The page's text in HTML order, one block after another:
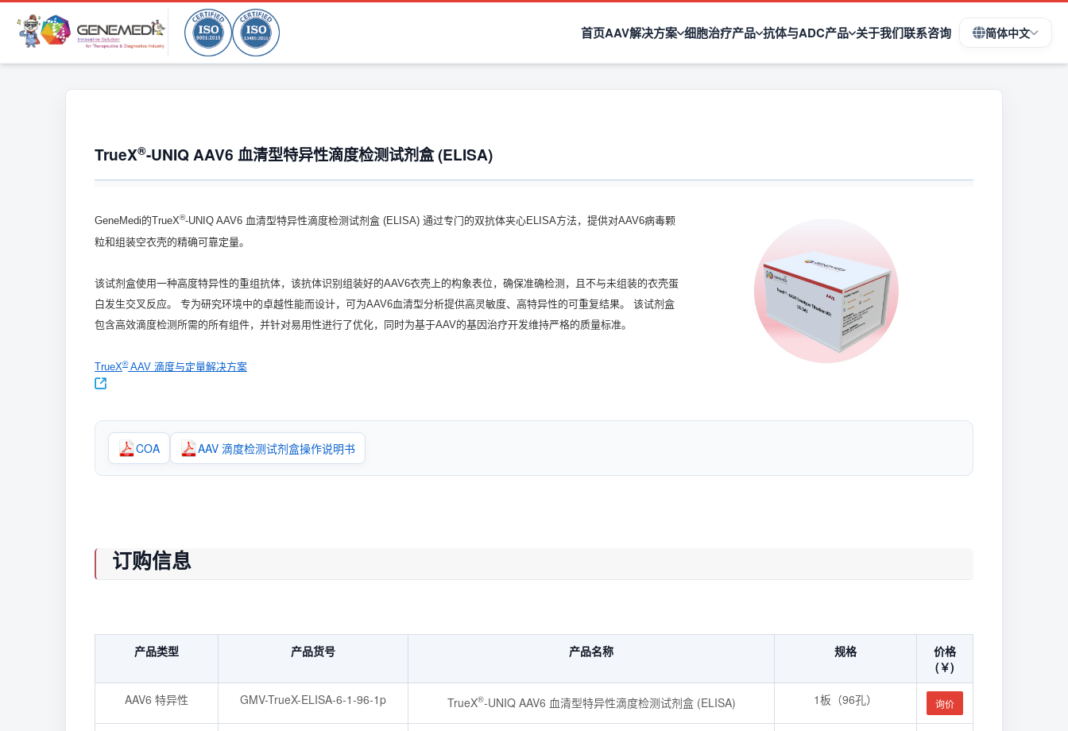
首页AAV解决方案 细胞治疗产品 抗体与ADC产品 关于我们联系咨询 简体中文
TrueX®-UNIQ AAV6 血清型特异性滴度检测试剂盒 (ELISA)
GeneMedi的TrueX®-UNIQ AAV6 血清型特异性滴度检测试剂盒 (ELISA) 通过专门的双抗体夹心ELISA方法，提供对AAV6病毒颗
粒和组装空衣壳的精确可靠定量。
该试剂盒使用一种高度特异性的重组抗体，该抗体识别组装好的AAV6衣壳上的构象表位，确保准确检测，且不与未组装的衣壳蛋
白发生交叉反应。 专为研究环境中的卓越性能而设计，可为AAV6血清型分析提供高灵敏度、高特异性的可重复结果。 该试剂盒
包含高效滴度检测所需的所有组件，并针对易用性进行了优化，同时为基于AAV的基因治疗开发维持严格的质量标准。
TrueX®AAV 滴度与定量解决方案
COA AAV 滴度检测试剂盒操作说明书
订购信息
产品类型 产品货号 产品名称 规格
价格
(￥)
AAV6 特异性 GMV-TrueX-ELISA-6-1-96-1p TrueX®-UNIQ AAV6 血清型特异性滴度检测试剂盒 (ELISA) 1板（96孔） 询价